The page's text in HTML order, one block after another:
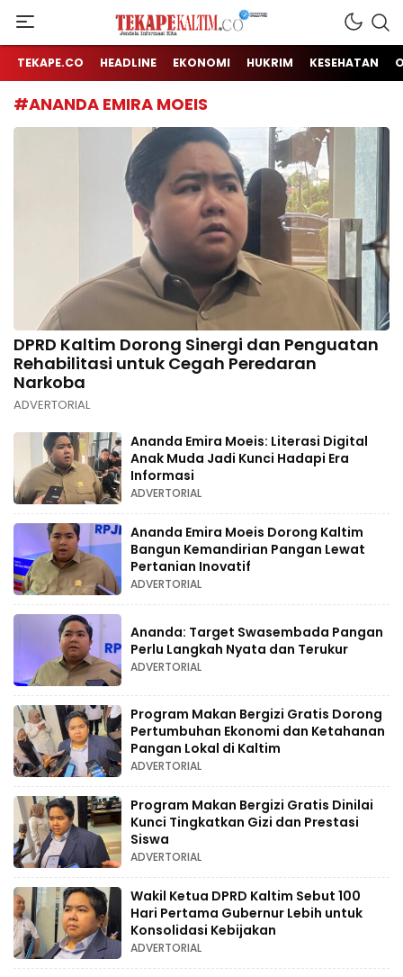
TEKAPE KALTIM
Jendela Informasi Kita
TEKAPE.CO HEADLINE EKONOMI HUKRIM KESEHATAN
#ANANDA EMIRA MOEIS
DPRD Kaltim Dorong Sinergi dan Penguatan
Rehabilitasi untuk Cegah Peredaran
Narkoba
ADVERTORIAL
Ananda Emira Moeis: Literasi Digital
Anak Muda Jadi Kunci Hadapi Era
Informasi
ADVERTORIAL
Ananda Emira Moeis Dorong Kaltim
Bangun Kemandirian Pangan Lewat
Pertanian Inovatif
ADVERTORIAL
Ananda: Target Swasembada Pangan
Perlu Langkah Nyata dan Terukur
ADVERTORIAL
Program Makan Bergizi Gratis Dorong
Pertumbuhan Ekonomi dan Ketahanan
Pangan Lokal di Kaltim
ADVERTORIAL
Program Makan Bergizi Gratis Dinilai
Kunci Tingkatkan Gizi dan Prestasi
Siswa
ADVERTORIAL
Wakil Ketua DPRD Kaltim Sebut 100
Hari Pertama Gubernur Lebih untuk
Konsolidasi Kebijakan
ADVERTORIAL